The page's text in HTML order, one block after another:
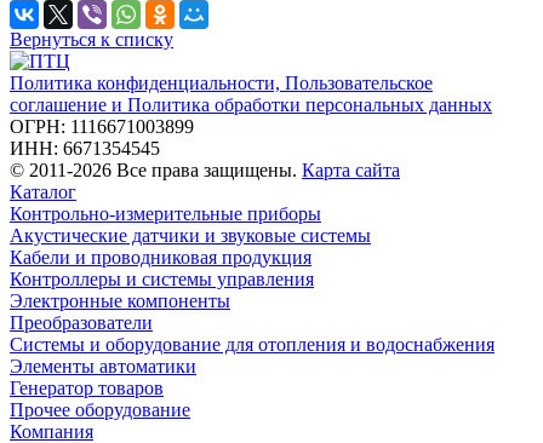
Вернуться к списку
Политика конфиденциальности, Пользовательское
соглашение и Политика обработки персональных данных
ОГРН: 1116671003899
ИНН: 6671354545
© 2011-2026 Все права защищены. Карта сайта
Каталог
Контрольно-измерительные приборы
Акустические датчики и звуковые системы
Кабели и проводниковая продукция
Контроллеры и системы управления
Электронные компоненты
Преобразователи
Системы и оборудование для отопления и водоснабжения
Элементы автоматики
Генератор товаров
Прочее оборудование
Компания